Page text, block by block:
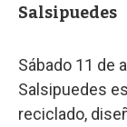
Salsipuedes
Sábado 11 de
Salsipuedes
reciclado,